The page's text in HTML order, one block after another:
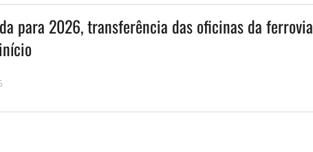
para 2026, transferência das oficinas da ferrovia